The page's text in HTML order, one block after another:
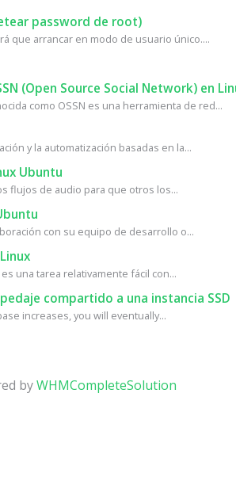
password de root)
que arrancar en modo de usuario único....
(Open Source Social Network) en
como OSSN es una herramienta de red...
y la automatización basadas en la...
Ubuntu
flujos de audio para que otros los...
con su equipo de desarrollo o...
una tarea relativamente fácil con...
compartido a una instancia SSD
increases, you will eventually...
byWHMCompleteSolution